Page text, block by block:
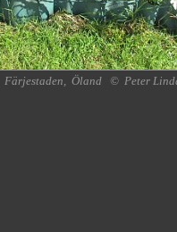
Färjestaden, Öland © Peter